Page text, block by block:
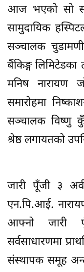
आज भएको सो
सामुदायिक
सञ्चालक
बैंकिङ्ग लिमिटेडका
मनिष नारायण
समारोहमा
सञ्चालक विष्णु
श्रेष्ठ लगायतको
जारी पूँजी ३
एन.पि.आई.
आफ्नो जारी
सर्वसाधारणमा
संस्थापक समूह